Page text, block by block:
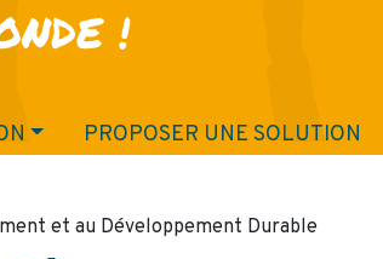
!
PROPOSER UNE SOLUTION
et au Développement Durable